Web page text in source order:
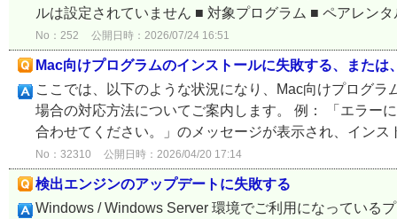
ルは設定されていません ■ 対象プログラム ■ ペアレン
No：252 公開日時：2026/07/24 16:51
Mac向けプログラムのインストールに失敗する、また
ここでは、以下のような状況になり、Mac向けプログ
場合の対応方法についてご案内します。 例： 「エラー
合わせてください。」のメッセージが表示され、イン
No：32310 公開日時：2026/04/20 17:14
検出エンジンのアップデートに失敗する
Windows / Windows Server 環境でご利用になっている